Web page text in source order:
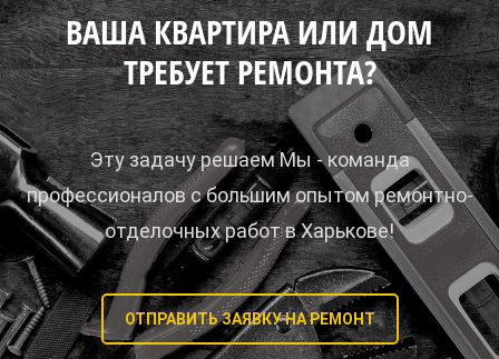
ВАША КВАРТИРА ИЛИ ДОМ
ТРЕБУЕТ РЕМОНТА?
Эту задачу решаем Мы - команда
профессионалов с большим опытом ремонтно-
отделочных работ в Харькове!
ОТПРАВИТЬ ЗАЯВКУ НА РЕМОНТ